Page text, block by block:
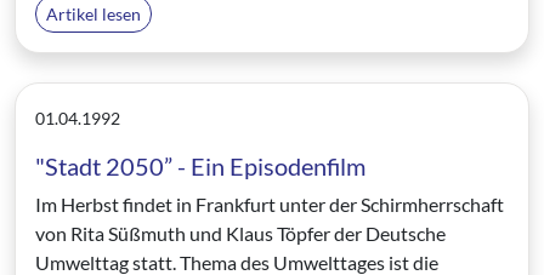
Artikel lesen
01.04.1992
"Stadt 2050” - Ein Episodenfilm
Im Herbst findet in Frankfurt unter der Schirmherrschaft
von Rita Süßmuth und Klaus Töpfer der Deutsche
Umwelttag statt. Thema des Umwelttages ist die